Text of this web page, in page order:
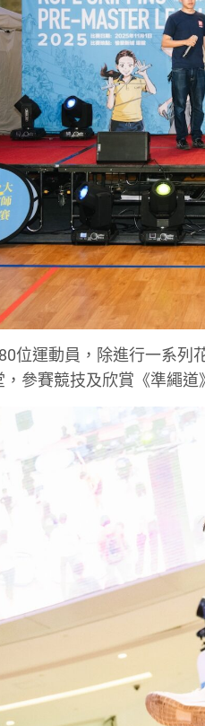
位運動員，除進行一系
參賽競技及欣賞《準繩道